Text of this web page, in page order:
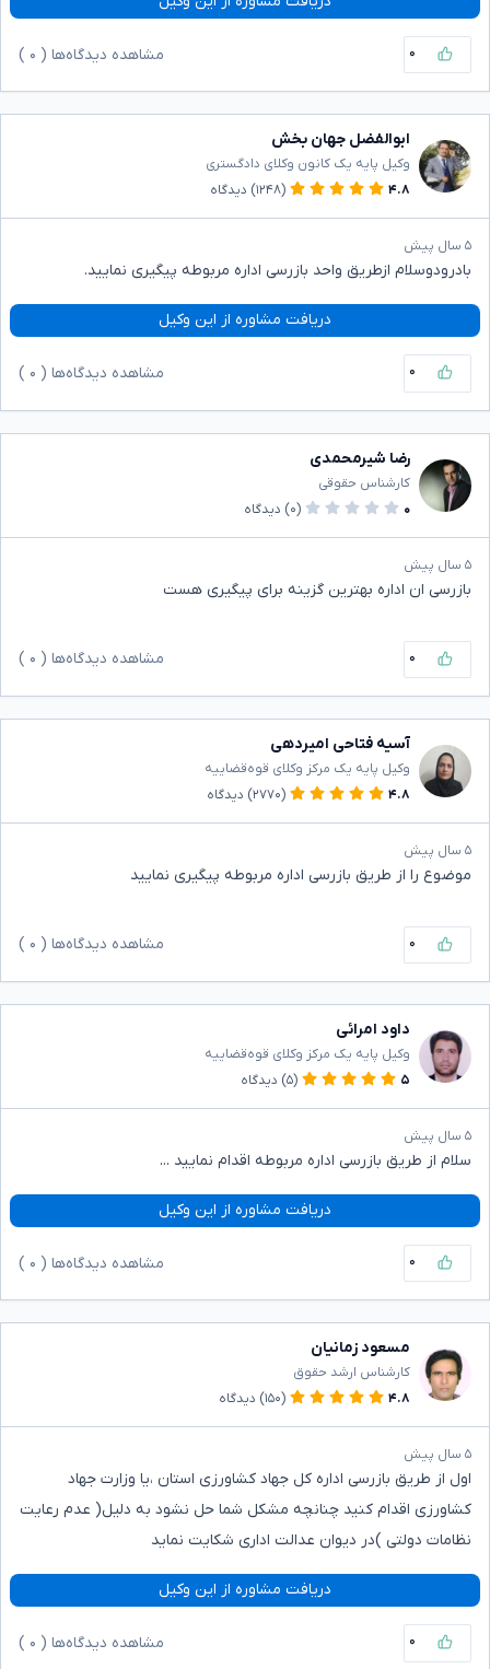
۰ مشاهده دیدگاه‌ها ( ۰
ابوالفضل جهان بخش
وکیل پایه یک کانون وکلای دادگستری
۴.۸
(۱۲۴۸) دیدگاه
۵ سال پیش
بادرودوسلام ازطریق واحد بازرسی اداره مربوطه پیگیری نمایید.
دریافت مشاوره از این وکیل
۰ مشاهده دیدگاه‌ها ( ۰
رضا شیرمحمدی
کارشناس حقوقی
۰
(۰) دیدگاه
۵ سال پیش
بازرسی ان اداره بهترین گزینه برای پیگیری هست
۰ مشاهده دیدگاه‌ها ( ۰
آسیه فتاحی امیردهی
وکیل پایه یک مرکز وکلای قوه‌قضاییه
۴.۸
(۲۷۷۰) دیدگاه
۵ سال پیش
موضوع را از طریق بازرسی اداره مربوطه پیگیری نمایید
۰ مشاهده دیدگاه‌ها ( ۰
داود امرائی
وکیل پایه یک مرکز وکلای قوه‌قضاییه
۵
(۵) دیدگاه
۵ سال پیش
سلام از طریق بازرسی اداره مربوطه اقدام نمایید ...
دریافت مشاوره از این وکیل
۰ مشاهده دیدگاه‌ها ( ۰
مسعود زمانیان
کارشناس ارشد حقوق
۴.۸
(۱۵۰) دیدگاه
۵ سال پیش
اول از طریق بازرسی اداره کل جهاد کشاورزی استان ،یا وزارت جهاد
کشاورزی اقدام کنید چنانچه مشکل شما حل نشود به دلیل( عدم رعایت
نظامات دولتی )در دیوان عدالت اداری شکایت نماید
دریافت مشاوره از این وکیل
۰ مشاهده دیدگاه‌ها ( ۰